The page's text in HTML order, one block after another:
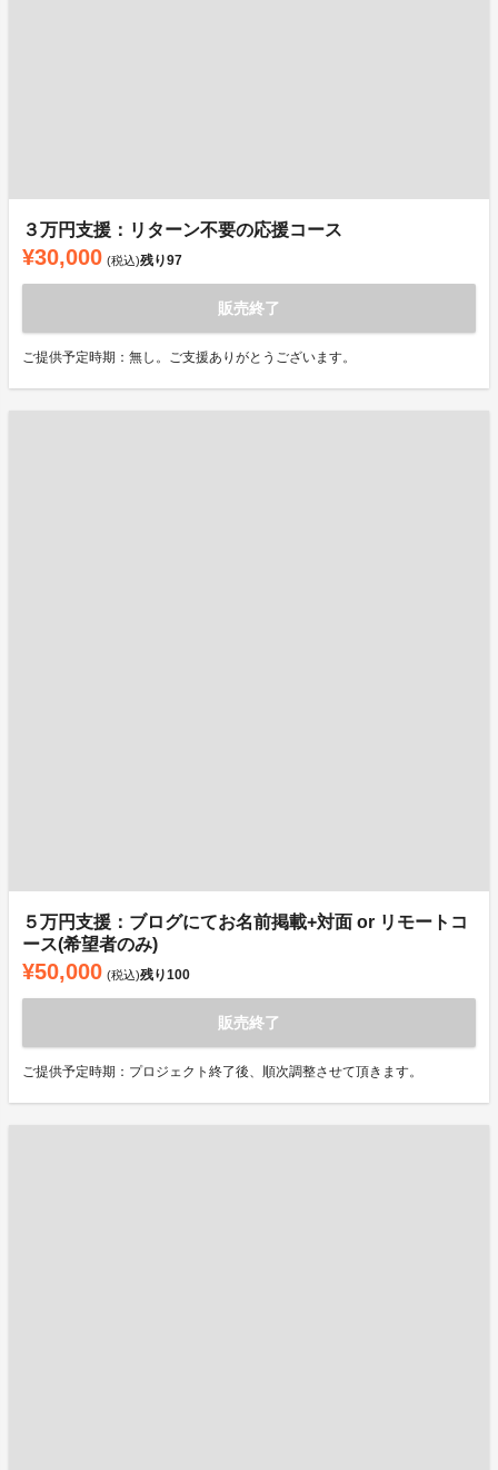
３万円支援：リターン不要の応援コース
¥30,000 (税込)残り97
販売終了
ご提供予定時期：無し。ご支援ありがとうございます。
５万円支援：ブログにてお名前掲載+対面 or リモートコ
ース(希望者のみ)
¥50,000 (税込)残り100
販売終了
ご提供予定時期：プロジェクト終了後、順次調整させて頂きます。